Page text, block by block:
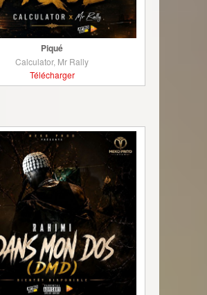
Piqué
Calculator, Mr Rally
Télécharger